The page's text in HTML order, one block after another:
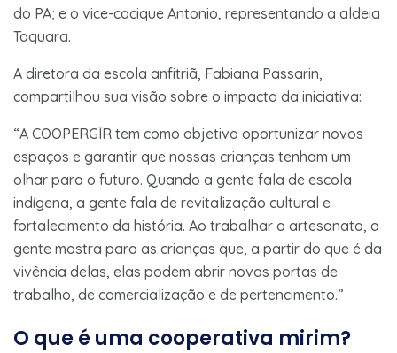
do PA; e o vice-cacique Antonio, representando a aldeia
Taquara.
A diretora da escola anfitriã, Fabiana Passarin,
compartilhou sua visão sobre o impacto da iniciativa:
“A COOPERGĪR tem como objetivo oportunizar novos
espaços e garantir que nossas crianças tenham um
olhar para o futuro. Quando a gente fala de escola
indígena, a gente fala de revitalização cultural e
fortalecimento da história. Ao trabalhar o artesanato, a
gente mostra para as crianças que, a partir do que é da
vivência delas, elas podem abrir novas portas de
trabalho, de comercialização e de pertencimento.”
O que é uma cooperativa mirim?